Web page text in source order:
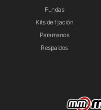
Fundas
Kits de fijación
Paramanos
Respaldos